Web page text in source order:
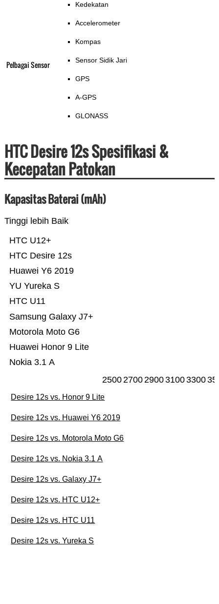
Pelbagai Sensor
Kedekatan
Accelerometer
Kompas
Sensor Sidik Jari
GPS
A-GPS
GLONASS
HTC Desire 12s Spesifikasi &
Kecepatan Patokan
Kapasitas Baterai (mAh)
Tinggi lebih Baik
Nokia 3.1 A
Huawei Honor 9 Lite
Motorola Moto G6
Samsung Galaxy J7+
HTC U11
YU Yureka S
Huawei Y6 2019
HTC Desire 12s
HTC U12+
25002700290031003300
Desire 12s vs. Honor 9 Lite
Desire 12s vs. Huawei Y6 2019
Desire 12s vs. Motorola Moto G6
Desire 12s vs. Nokia 3.1 A
Desire 12s vs. Galaxy J7+
Desire 12s vs. HTC U12+
Desire 12s vs. HTC U11
Desire 12s vs. Yureka S